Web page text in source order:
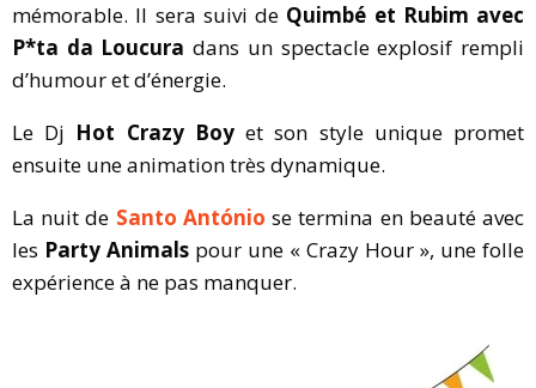
mémorable. Il sera suivi de Quimbé et Rubim avec
P*ta da Loucura dans un spectacle explosif rempli
d’humour et d’énergie.
Le Dj Hot Crazy Boyet son style unique promet
ensuite une animation très dynamique.
La nuit de Santo António se termina en beauté avec
les Party Animals pour une « Crazy Hour », une folle
expérience à ne pas manquer.